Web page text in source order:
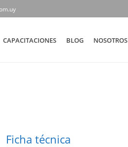
CAPACITACIONES BLOG NOSOTROS
Ficha técnica